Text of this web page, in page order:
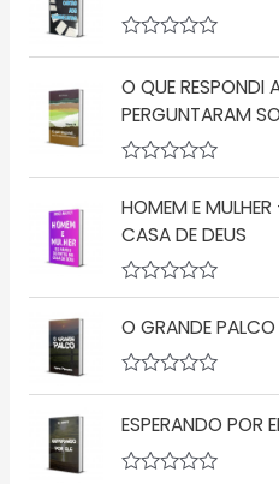
a
l
i
a
ç
ã
0
d
5
O QUE RESPONDI
PERGUNTARAM
A
a
l
a
ç
ã
o
0
d
e
5
HOMEM E
CASA DE DEUS
A
a
i
ã
0
O GRANDE PALCO
A
a
i
ESPERANDO POR